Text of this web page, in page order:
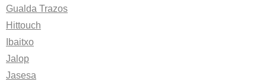
Gualda Trazos
Hittouch
Ibaitxo
Jalop
Jasesa